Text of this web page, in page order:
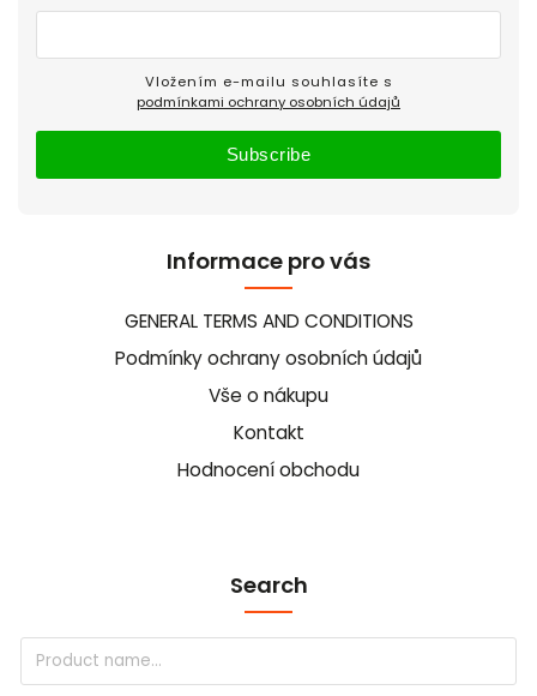
Informace pro vás
GENERAL TERMS AND CONDITIONS
Podmínky ochrany osobních údajů
Vše o nákupu
Kontakt
Hodnocení obchodu
podmínkami ochrany osobních údajů
Subscribe
Search